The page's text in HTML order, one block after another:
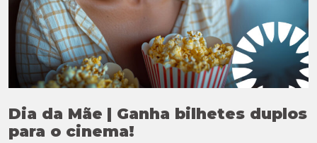
Dia da Mãe | Ganha bilhetes duplos
para o cinema!